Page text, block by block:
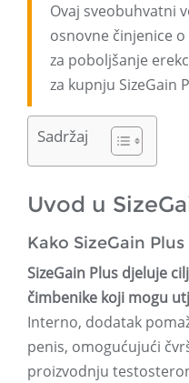
Ovaj sveobuhvatni
osnovne činjenice
za poboljšanje
za kupnju SizeGain
Sadržaj
Uvod u
Kako SizeGain Plus
SizeGain Plus djeluje
čimbenike koji mogu
Interno, dodatak
penis, omogućujući
proizvodnju